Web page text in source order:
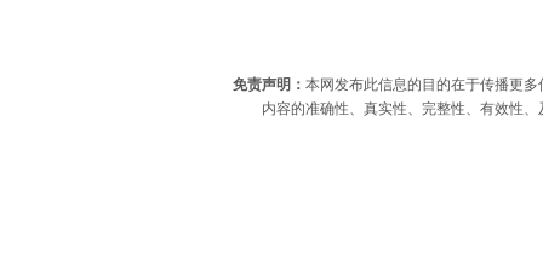
免责声明： 本网发布此信息的目的在于传播更
内容的准确性、真实性、完整性、有效性